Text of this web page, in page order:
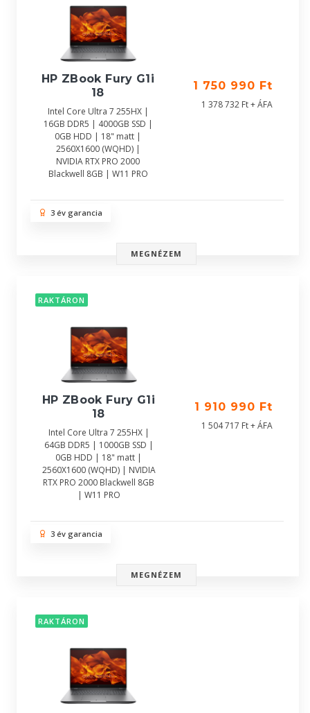
HP ZBook Fury G1i
18
Intel Core Ultra 7 255HX |
16GB DDR5 | 4000GB SSD |
0GB HDD | 18" matt |
2560X1600 (WQHD) |
NVIDIA RTX PRO 2000
Blackwell 8GB | W11 PRO
1 750 990 Ft
1 378 732 Ft + ÁFA
3 év garancia
MEGNÉZEM
RAKTÁRON
HP ZBook Fury G1i
18
Intel Core Ultra 7 255HX |
64GB DDR5 | 1000GB SSD |
0GB HDD | 18" matt |
2560X1600 (WQHD) | NVIDIA
RTX PRO 2000 Blackwell 8GB
| W11 PRO
1 910 990 Ft
1 504 717 Ft + ÁFA
3 év garancia
MEGNÉZEM
RAKTÁRON